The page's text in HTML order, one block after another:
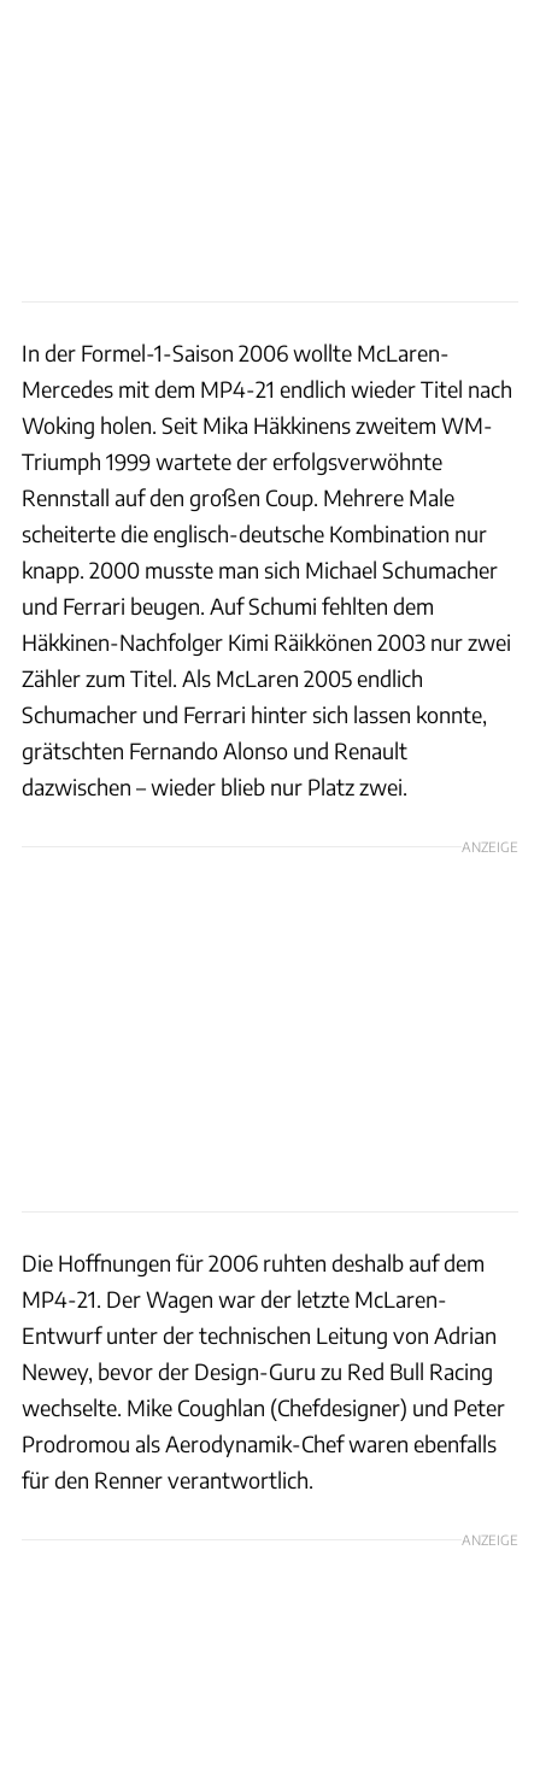
In der Formel-1-Saison 2006 wollte McLaren-
Mercedes mit dem MP4-21 endlich wieder Titel nach
Woking holen. Seit Mika Häkkinens zweitem WM-
Triumph 1999 wartete der erfolgsverwöhnte
Rennstall auf den großen Coup. Mehrere Male
scheiterte die englisch-deutsche Kombination nur
knapp. 2000 musste man sich Michael Schumacher
und Ferrari beugen. Auf Schumi fehlten dem
Häkkinen-Nachfolger Kimi Räikkönen 2003 nur zwei
Zähler zum Titel. Als McLaren 2005 endlich
Schumacher und Ferrari hinter sich lassen konnte,
grätschten Fernando Alonso und Renault
dazwischen – wieder blieb nur Platz zwei.
ANZEIGE
Die Hoffnungen für 2006 ruhten deshalb auf dem
MP4-21. Der Wagen war der letzte McLaren-
Entwurf unter der technischen Leitung von Adrian
Newey, bevor der Design-Guru zu Red Bull Racing
wechselte. Mike Coughlan (Chefdesigner) und Peter
Prodromou als Aerodynamik-Chef waren ebenfalls
für den Renner verantwortlich.
ANZEIGE